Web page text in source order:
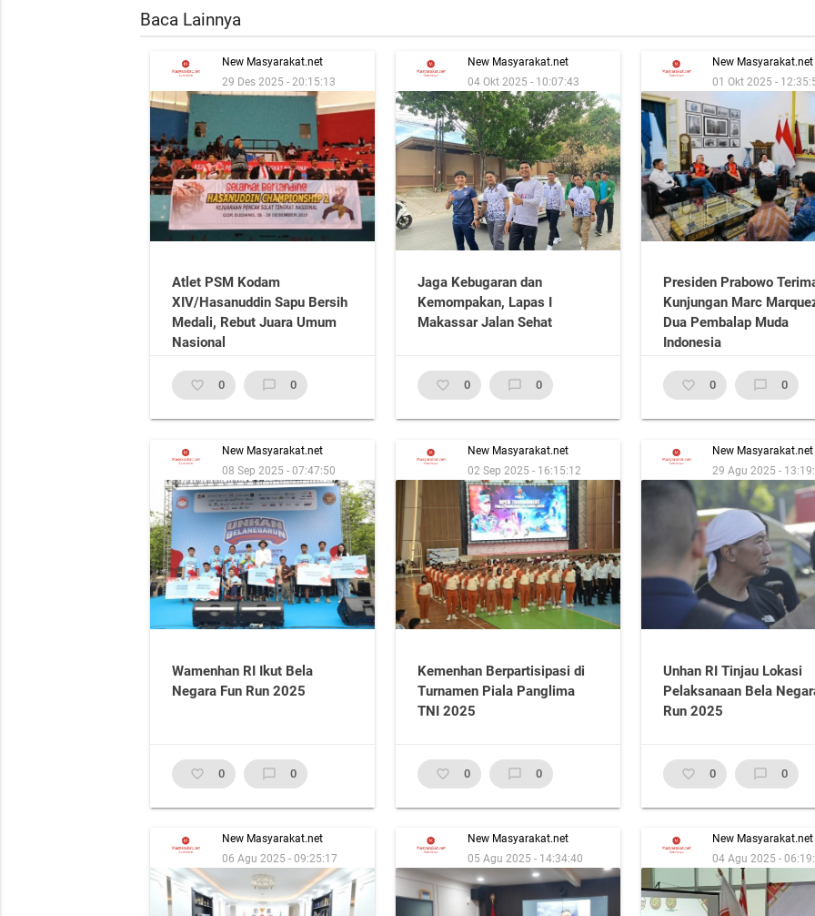
Baca Lainnya
New Masyarakat.net
29 Des 2025 - 20:15:13
Atlet PSM Kodam
XIV/Hasanuddin Sapu Bersih
Medali, Rebut Juara Umum
Nasional
favorite_border 0 chat_bubble_outline 0
New Masyarakat.net
04 Okt 2025 - 10:07:43
Jaga Kebugaran dan
Kemompakan, Lapas I
Makassar Jalan Sehat
favorite_border 0 chat_bubble_outline 0
New Masyarakat.net
01 Okt 2025 -
Presiden Prabowo
Kunjungan Marc
Dua Pembalap Muda
Indonesia
favorite_border 0 chat_bubble_outline 0
New Masyarakat.net
08 Sep 2025 - 07:47:50
Wamenhan RI Ikut Bela
Negara Fun Run 2025
favorite_border 0 chat_bubble_outline 0
New Masyarakat.net
02 Sep 2025 - 16:15:12
Kemenhan Berpartisipasi di
Turnamen Piala Panglima
TNI 2025
favorite_border 0 chat_bubble_outline 0
New Masyarakat.net
29 Agu 2025 -
Unhan RI Tinjau Lokasi
Pelaksanaan Bela
Run 2025
favorite_border 0 chat_bubble_outline 0
New Masyarakat.net
06 Agu 2025 - 09:25:17
New Masyarakat.net
05 Agu 2025 - 14:34:40
New Masyarakat.net
04 Agu 2025 -